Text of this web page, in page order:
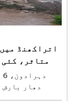
اتراکھنڈ
متاثر،
دھار بارش
ہوگئے ہیں۔